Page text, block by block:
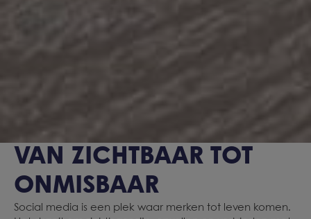
VAN ZICHTBAAR TOT
ONMISBAAR
Social media is een plek waar merken tot leven komen.